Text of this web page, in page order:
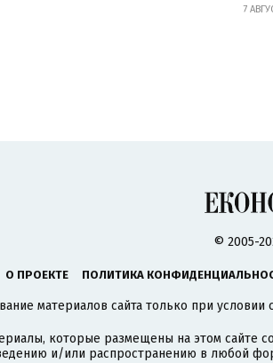
7
© 2005-
О ПРОЕКТЕ ПОЛИТИКА
материалов сайта только при
которые размещены на этом сайте
и/или распространению в любой